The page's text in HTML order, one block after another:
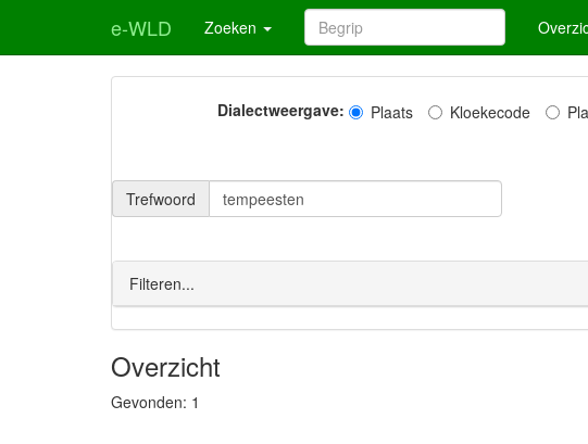
e-WLD Zoeken
Dialectweergave: Plaats Kloekecode
Trefwoord
Filteren...
Overzicht
Gevonden: 1